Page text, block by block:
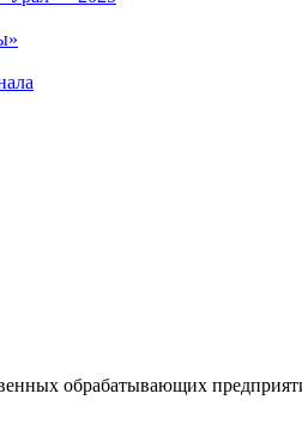
обрабатывающих